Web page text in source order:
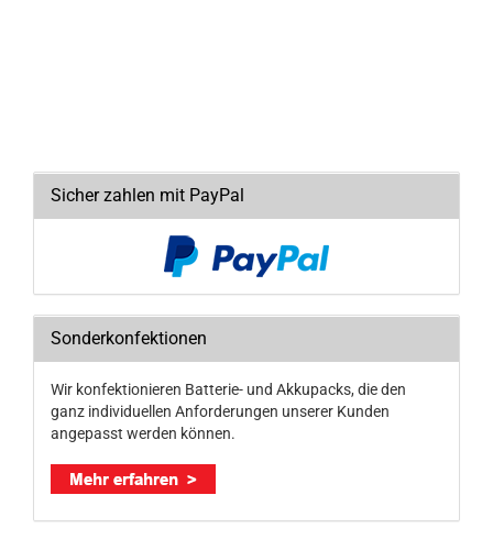
Sicher zahlen mit PayPal
Sonderkonfektionen
Wir konfektionieren Batterie- und Akkupacks, die den
ganz individuellen Anforderungen unserer Kunden
angepasst werden können.